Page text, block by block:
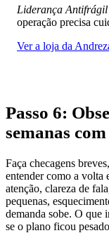
Liderança Antifrágil
operação precisa
Ver a loja da
Passo 6:
semanas
Faça checagens
entender como a volta
atenção, clareza de
pequenas,
demanda sobe. O que
se o plano ficou